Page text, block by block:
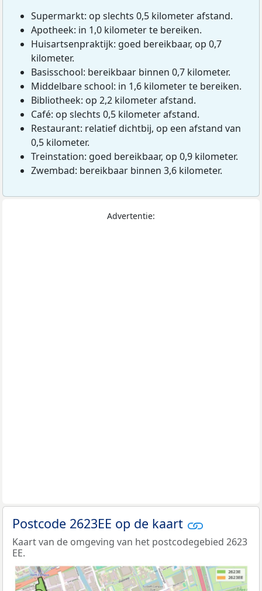
Supermarkt: op slechts 0,5 kilometer afstand.
Apotheek: in 1,0 kilometer te bereiken.
Huisartsenpraktijk: goed bereikbaar, op 0,7
kilometer.
Basisschool: bereikbaar binnen 0,7 kilometer.
Middelbare school: in 1,6 kilometer te bereiken.
Bibliotheek: op 2,2 kilometer afstand.
Café: op slechts 0,5 kilometer afstand.
Restaurant: relatief dichtbij, op een afstand van
0,5 kilometer.
Treinstation: goed bereikbaar, op 0,9 kilometer.
Zwembad: bereikbaar binnen 3,6 kilometer.
Advertentie:
Postcode 2623EE op de kaart
Kaart van de omgeving van het postcodegebied 2623
EE.